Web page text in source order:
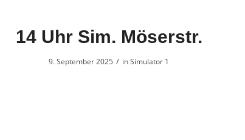
14 Uhr Sim. Möserstr.
9. September 2025 / inSimulator 1